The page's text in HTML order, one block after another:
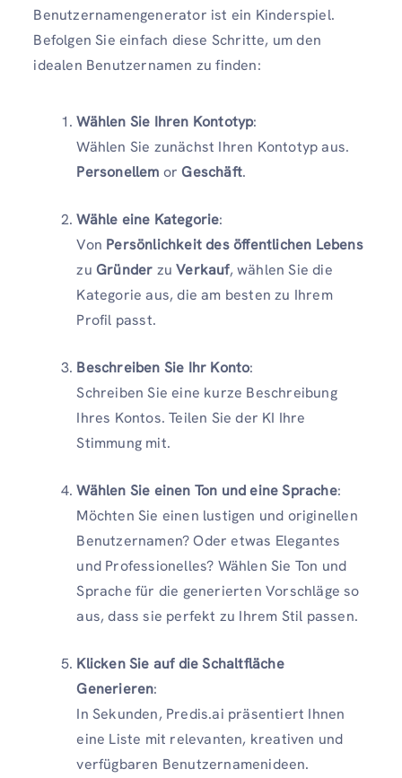
Benutzernamengenerator ist ein Kinderspiel.
Befolgen Sie einfach diese Schritte, um den
idealen Benutzernamen zu finden:
Wählen Sie Ihren Kontotyp:
Wählen Sie zunächst Ihren Kontotyp aus.
Personellem orGeschäft.
Wähle eine Kategorie:
Von Persönlichkeit des öffentlichen Lebens
zu Gründer zuVerkauf, wählen Sie die
Kategorie aus, die am besten zu Ihrem
Profil passt.
Beschreiben Sie Ihr Konto:
Schreiben Sie eine kurze Beschreibung
Ihres Kontos. Teilen Sie der KI Ihre
Stimmung mit.
Wählen Sie einen Ton und eine Sprache:
Möchten Sie einen lustigen und originellen
Benutzernamen? Oder etwas Elegantes
und Professionelles? Wählen Sie Ton und
Sprache für die generierten Vorschläge so
aus, dass sie perfekt zu Ihrem Stil passen.
Klicken Sie auf die Schaltfläche
Generieren:
In Sekunden, Predis.ai präsentiert Ihnen
eine Liste mit relevanten, kreativen und
verfügbaren Benutzernamenideen.